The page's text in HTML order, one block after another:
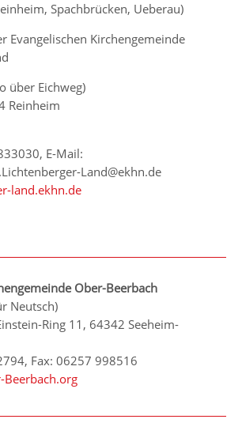
Spachbrücken, Ueberau)
Evangelischen Kirchengemeinde
über Eichweg)
Reinheim
E-Mail:
Land@ekhn.de
land.ekhn.de
Ober-Beerbach
Neutsch)
Ring 11, 64342 Seeheim-
Fax: 06257 998516